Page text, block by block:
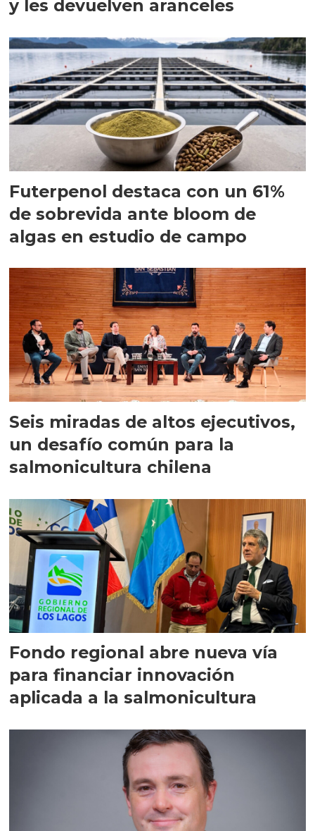
y les devuelven aranceles
Futerpenol destaca con un 61%
de sobrevida ante bloom de
algas en estudio de campo
Seis miradas de altos ejecutivos,
un desafío común para la
salmonicultura chilena
Fondo regional abre nueva vía
para financiar innovación
aplicada a la salmonicultura